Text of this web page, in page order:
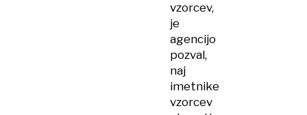
vzorcev,
je
agencijo
pozval,
naj
imetnike
vzorcev